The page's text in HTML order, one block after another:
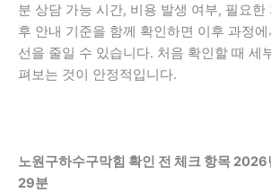
분 상담 가능 시간, 비용 발생 여부, 필요한
후 안내 기준을 함께 확인하면 이후 과정
선을 줄일 수 있습니다. 처음 확인할 때 세
펴보는 것이 안정적입니다.
노원구하수구막힘 확인 전 체크 항목
29분